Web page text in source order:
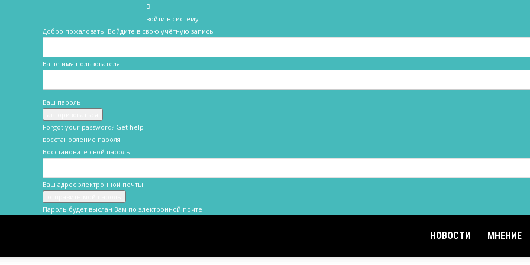
войти в систему
Добро пожаловать! Войдите в свою учётную запись
Ваше имя пользователя
Ваш пароль
Forgot your password? Get help
восстановление пароля
Восстановите свой пароль
Ваш адрес электронной почты
Пароль будет выслан Вам по электронной почте.
НОВОСТИ МНЕНИЕ